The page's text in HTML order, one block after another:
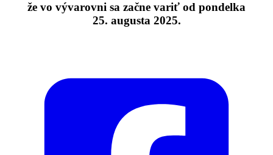
že vo vývarovni sa začne variť od pondelka
25. augusta 2025.